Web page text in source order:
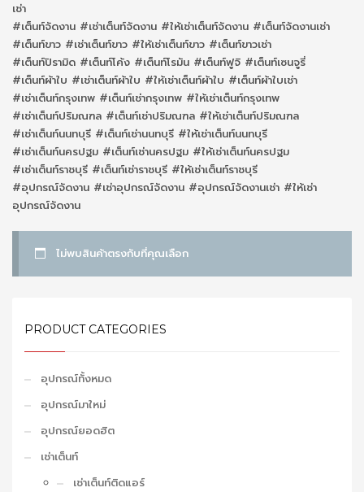
เช่า
#เต็นท์จัดงาน #เช่าเต็นท์จัดงาน #ให้เช่าเต็นท์จัดงาน #เต็นท์จัดงานเช่า
#เต็นท์ขาว #เช่าเต็นท์ขาว #ให้เช่าเต็นท์ขาว #เต็นท์ขาวเช่า
#เต็นท์ปิรามิด #เต็นท์โค้ง #เต็นท์โรมัน #เต็นท์ฟูจิ #เต็นท์เซนจูรี่
#เต็นท์ผ้าใบ #เช่าเต็นท์ผ้าใบ #ให้เช่าเต็นท์ผ้าใบ #เต็นท์ผ้าใบเช่า
#เช่าเต็นท์กรุงเทพ #เต็นท์เช่ากรุงเทพ #ให้เช่าเต็นท์กรุงเทพ
#เช่าเต็นท์ปริมณฑล #เต็นท์เช่าปริมณฑล #ให้เช่าเต็นท์ปริมณฑล
#เช่าเต็นท์นนทบุรี #เต็นท์เช่านนทบุรี #ให้เช่าเต็นท์นนทบุรี
#เช่าเต็นท์นครปฐม #เต็นท์เช่านครปฐม #ให้เช่าเต็นท์นครปฐม
#เช่าเต็นท์ราชบุรี #เต็นท์เช่าราชบุรี #ให้เช่าเต็นท์ราชบุรี
#อุปกรณ์จัดงาน #เช่าอุปกรณ์จัดงาน #อุปกรณ์จัดงานเช่า #ให้เช่า
อุปกรณ์จัดงาน
ไม่พบสินค้าตรงกับที่คุณเลือก
PRODUCT CATEGORIES
อุปกรณ์ทั้งหมด
อุปกรณ์มาใหม่
อุปกรณ์ยอดฮิต
เช่าเต็นท์
เช่าเต็นท์ติดแอร์